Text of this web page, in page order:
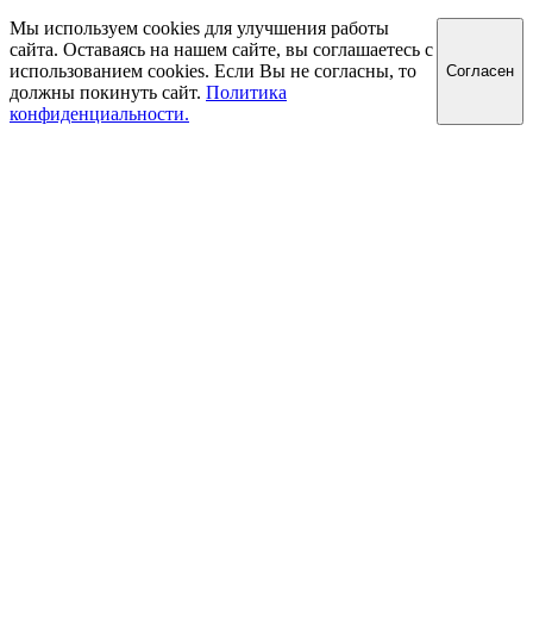
Мы используем cookies для улучшения работы
сайта. Оставаясь на нашем сайте, вы соглашаетесь с
использованием cookies. Если Вы не согласны, то
должны покинуть сайт. Политика
конфиденциальности.
Cогласен